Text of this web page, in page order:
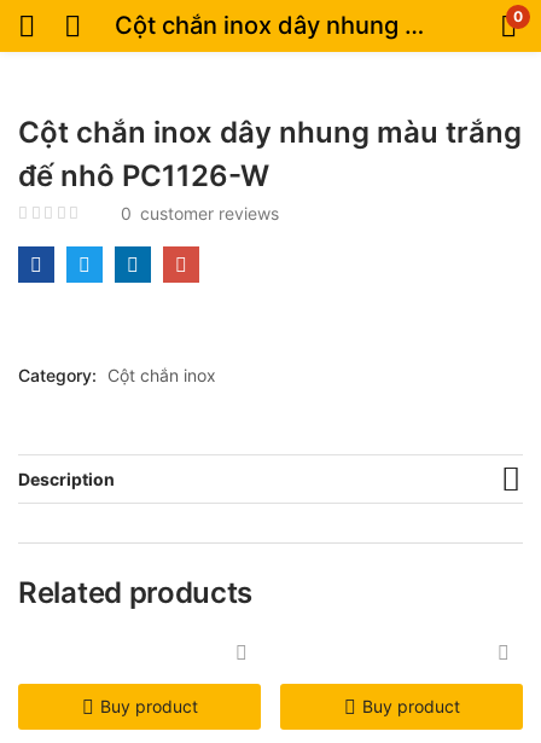
Cột chắn inox dây nhung màu trắng đế nhô PC1126-W 0
Cột chắn inox dây nhung màu trắng
đế nhô PC1126-W
0 customer reviews
Category: Cột chắn inox
Description
Related products
Buy product Buy product